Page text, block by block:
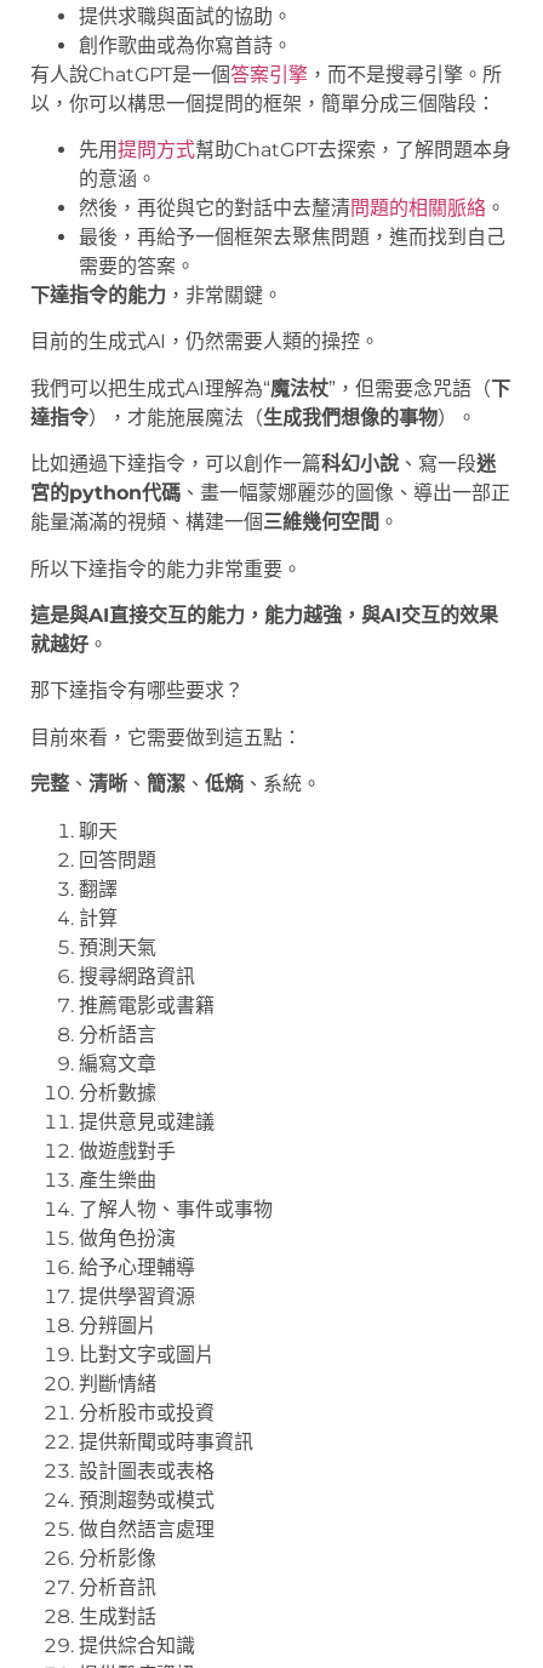
提供求職與面試的協助。
創作歌曲或為你寫首詩。
有人說ChatGPT是一個答案引擎 ，而不是搜尋引擎。所
以，你可以構思一個提問的框架，簡單分成三個階段：
先用提問方式幫助ChatGPT去探索，了解問題本身
的意涵。
然後，再從與它的對話中去釐清問題的相關脈絡 。
最後，再給予一個框架去聚焦問題，進而找到自己
需要的答案。
下達指令的能力 ，非常關鍵。
目前的生成式AI，仍然需要人類的操控。
我們可以把生成式AI理解為“魔法杖”，但需要念咒語（下
達指令），才能施展魔法（生成我們想像的事物）。
比如通過下達指令，可以創作一篇科幻小說 、寫一段迷
宮的python代碼 、畫一幅蒙娜麗莎的圖像、導出一部正
能量滿滿的視頻、構建一個三維幾何空間 。
所以下達指令的能力非常重要。
這是與AI直接交互的能力，能力越強，與AI交互的效果
就越好 。
那下達指令有哪些要求？
目前來看，它需要做到這五點：
完整 、 清晰 、 簡潔 、 低熵 、系統。
聊天
回答問題
翻譯
計算
預測天氣
搜尋網路資訊
推薦電影或書籍
分析語言
編寫文章
分析數據
提供意見或建議
做遊戲對手
產生樂曲
了解人物、事件或事物
做角色扮演
給予心理輔導
提供學習資源
分辨圖片
比對文字或圖片
判斷情緒
分析股市或投資
提供新聞或時事資訊
設計圖表或表格
預測趨勢或模式
做自然語言處理
分析影像
分析音訊
生成對話
提供綜合知識